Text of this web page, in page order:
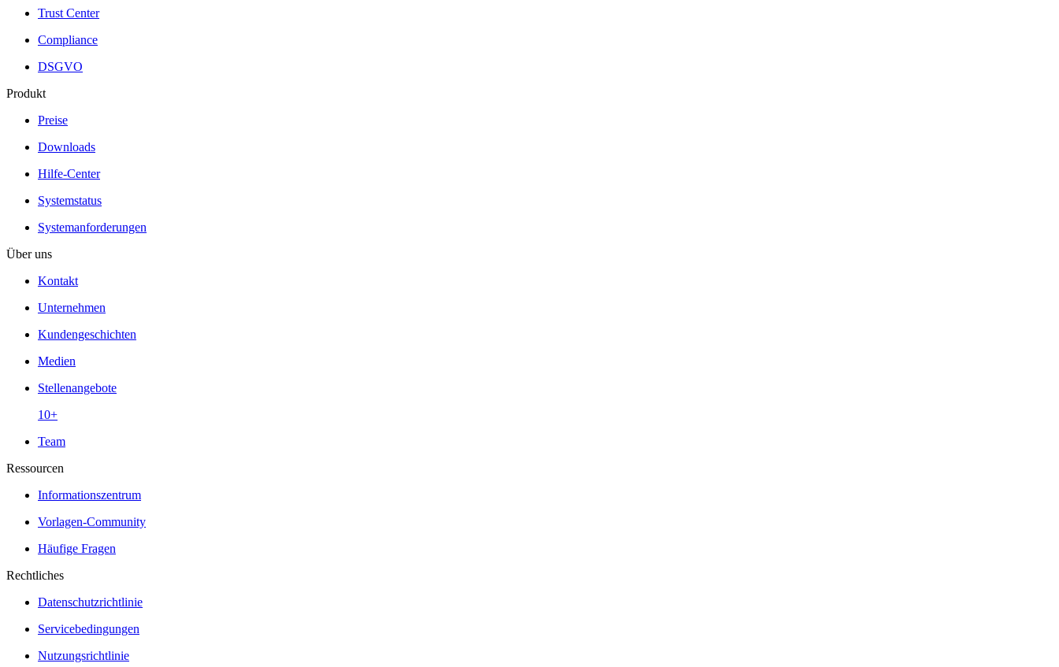
Trust Center
Compliance
DSGVO
Produkt
Preise
Downloads
Hilfe-Center
Systemstatus
Systemanforderungen
Über uns
Kontakt
Unternehmen
Kundengeschichten
Medien
Stellenangebote
10+
Team
Ressourcen
Informationszentrum
Vorlagen-Community
Häufige Fragen
Rechtliches
Datenschutzrichtlinie
Servicebedingungen
Nutzungsrichtlinie